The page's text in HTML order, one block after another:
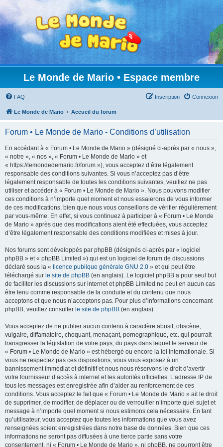
Le Monde de Mario • Espace membre
FAQ Connexion
Inscription
Le Monde de Mario Accueil du forum
Forum • Le Monde de Mario - Conditions d’utilisation
En accédant à « Forum • Le Monde de Mario » (désigné ci-après par « nous »,
« notre », « nos », « Forum • Le Monde de Mario » et
« https://lemondedemario.fr/forum »), vous acceptez d’être légalement
responsable des conditions suivantes. Si vous n’acceptez pas d’être
légalement responsable de toutes les conditions suivantes, veuillez ne pas
utiliser et accéder à « Forum • Le Monde de Mario ». Nous pouvons modifier
ces conditions à n’importe quel moment et nous essaierons de vous informer
de ces modifications, bien que nous vous conseillons de vérifier régulièrement
par vous-même. En effet, si vous continuez à participer à « Forum • Le Monde
de Mario » après que des modifications aient été effectuées, vous acceptez
d’être légalement responsable des conditions modifiées et mises à jour.
Nos forums sont développés par phpBB (désignés ci-après par « logiciel
phpBB » et « phpBB Limited ») qui est un logiciel de forum de discussions
déclaré sous la « licence publique générale GNU 2.0 » et qui peut être
téléchargé sur le site de phpBB (en anglais). Le logiciel phpBB a pour seul but
de faciliter les discussions sur internet et phpBB Limited ne peut en aucun cas
être tenu comme responsable de la conduite et du contenu que nous
acceptons et que nous n’acceptons pas. Pour plus d’informations concernant
phpBB, veuillez consulter le site de phpBB (en anglais).
Vous acceptez de ne publier aucun contenu à caractère abusif, obscène,
vulgaire, diffamatoire, choquant, menaçant, pornographique, etc. qui pourrait
transgresser la législation de votre pays, du pays dans lequel le serveur de
« Forum • Le Monde de Mario » est hébergé ou encore la loi internationale. Si
vous ne respectez pas ces dispositions, vous vous exposez à un
bannissement immédiat et définitif et nous nous réservons le droit d’avertir
votre fournisseur d’accès à internet et les autorités officielles. L’adresse IP de
tous les messages est enregistrée afin d’aider au renforcement de ces
conditions. Vous acceptez le fait que « Forum • Le Monde de Mario » ait le droit
de supprimer, de modifier, de déplacer ou de verrouiller n’importe quel sujet et
message à n’importe quel moment si nous estimons cela nécessaire. En tant
qu’utilisateur, vous acceptez que toutes les informations que vous avez
renseignées soient enregistrées dans notre base de données. Bien que ces
informations ne seront pas diffusées à une tierce partie sans votre
consentement, ni « Forum • Le Monde de Mario », ni phpBB, ne pourront être